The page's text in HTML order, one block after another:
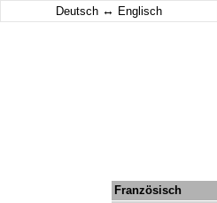
Deutsch ↔ Englisch
Französisch